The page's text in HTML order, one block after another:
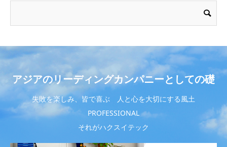
アジアのリーディングカンパニーとしての礎
失敗を楽しみ、皆で喜ぶ 人と心を大切にする風土
PROFESSIONAL
それがハクスイテック